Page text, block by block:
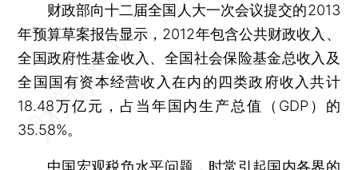
财政部向十二届全国人大一次会议提交的2013
年预算草案报告显示，2012年包含公共财政收入、
全国政府性基金收入、全国社会保险基金总收入及
全国国有资本经营收入在内的四类政府收入共计
18.48万亿元，占当年国内生产总值（GDP）的
35.58%。
中国宏观税负水平问题，时常引起国内各界的